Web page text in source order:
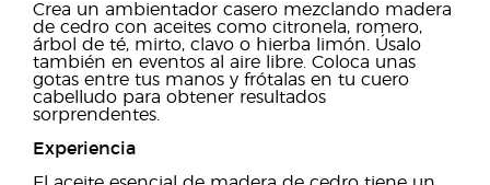
Crea un ambientador casero mezclando madera
de cedro con aceites como citronela, romero,
árbol de té, mirto, clavo o hierba limón. Úsalo
también en eventos al aire libre. Coloca unas
gotas entre tus manos y frótalas en tu cuero
cabelludo para obtener resultados
sorprendentes.
Experiencia